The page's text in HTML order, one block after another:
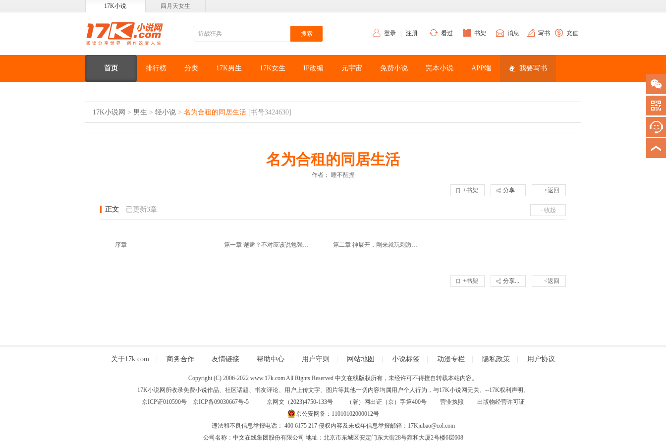
17K小说 四月天女生
登录 注册 看过 书架 消息 写书 充值
首页 排行榜 分类 17K男生 17K女生 IP改编 元宇宙 免费小说 完本小说 APP端 我要写书
17K小说网 > 男生 > 轻小说 > 名为合租的同居生活 [书号3424630]
名为合租的同居生活
作者： 睡不醒捏
<返回
分享...
+书架
- 收起
正文 已更新3章
序章 第一章 邂逅？不对应该说勉强算是邂逅的邂逅 第二章 神展开，刚来就玩刺激的？
<返回
分享...
+书架
关于17k.com 商务合作 友情链接 帮助中心 用户守则 网站地图 小说标签 动漫专栏 隐私政策 用户协议
Copyright (C) 2006-2022 www.17k.com All Rights Reserved 中文在线版权所有，未经许可不得擅自转载本站内容。
17K小说网所收录免费小说作品、社区话题、书友评论、用户上传文字、图片等其他一切内容均属用户个人行为，与17K小说网无关。--17K权利声明。
京ICP证010590号 京ICP备09030667号-5京网文（2023)4750-133号 （署）网出证（京）字第400号 营业执照
出版物经营许可证
京公安网备：11010102000012号
违法和不良信息举报电话： 400 6175 217 侵权内容及未成年信息举报邮箱：17Kjubao@col.com
公司名称：中文在线集团股份有限公司 地址：北京市东城区安定门东大街28号雍和大厦2号楼6层608